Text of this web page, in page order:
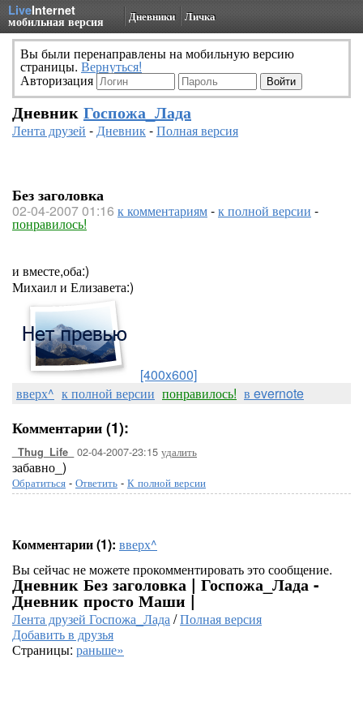
LiveInternet
мобильная версия Дневники Личка
Вы были перенаправлены на мобильную версию
страницы. Вернуться!
Авторизация
Дневник Госпожа_Лада
Лента друзей -Дневник-Полная версия
Без заголовка
02-04-2007 01:16 к комментариям-к полной версии -
понравилось!
и вместе,оба:)
Михаил и Елизавета:)
[400x600]
вверх^ к полной версии понравилось! в evernote
Комментарии (1):
_Thug_Life_ 02-04-2007-23:15 удалить
забавно_)
Обратиться - Ответить - К полной версии
Комментарии (1): вверх^
Вы сейчас не можете прокомментировать это сообщение.
Дневник Без заголовка | Госпожа_Лада -
Дневник просто Маши |
Лента друзей Госпожа_Лада/Полная версия
Добавить в друзья
Страницы: раньше»